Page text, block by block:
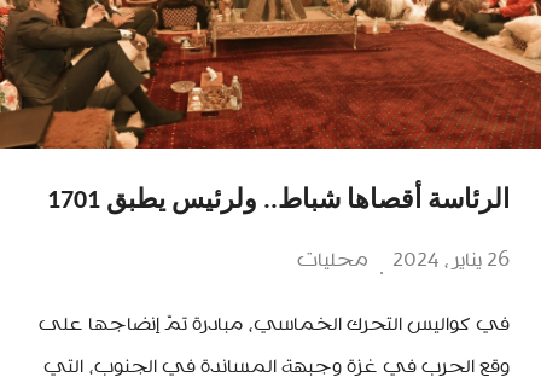
الرئاسة أقصاها شباط.. ولرئيس يطبق 1701
26 يناير، 2024 محليات
في كواليس التحرك الخماسي، مبادرة تمّ إنضاجها على
وقع الحرب في غزة وجبهة المساندة في الجنوب، التي